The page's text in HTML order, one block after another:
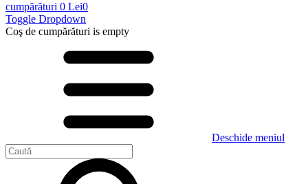
cumpărături 0 Lei0
Toggle Dropdown
Coş de cumpărături is empty
Deschide meniul